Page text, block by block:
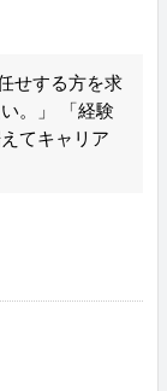
せする方を求
。」 「経験
てキャリア